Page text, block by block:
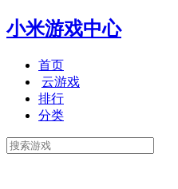
小米游戏中心
首页
云游戏
排行
分类